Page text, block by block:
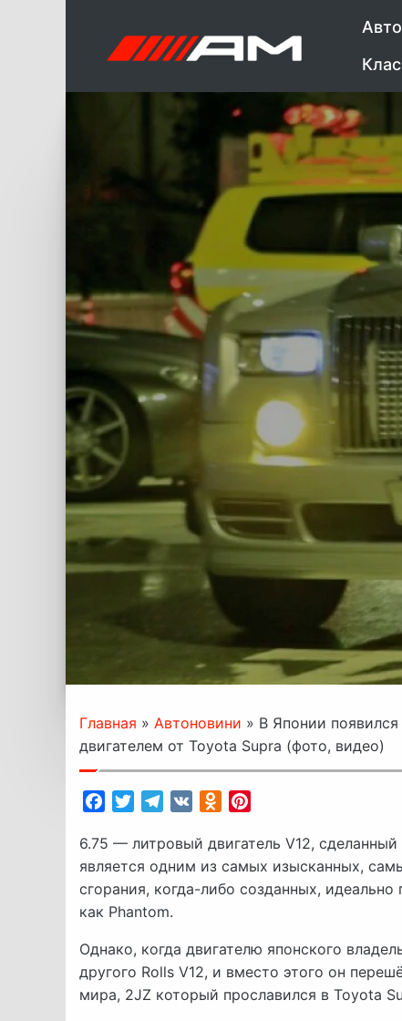
Главная » Автоновини » В Японии
двигателем от Toyota Supra (фото, видео)
FacebookTwitterTelegram
VK Odnoklassniki
6.75 — литровый двигатель V12,
является одним из самых изысканных,
сгорания, когда-либо созданных,
как Phantom.
Однако, когда двигателю японского
другого Rolls V12, и вместо этого он
мира, 2JZ который прославился в Toyota